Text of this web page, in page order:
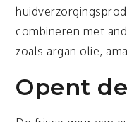
combineren met
zoals argan olie,
Opent